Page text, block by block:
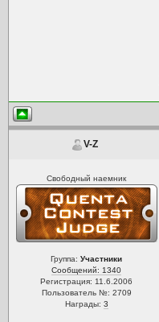
V-Z
Свободный наемник
Группа:Участники
Сообщений: 1340
Регистрация: 11.6.2006
Пользователь №: 2709
Награды: 3